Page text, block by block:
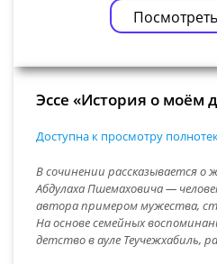
Эссе «История о моём
Доступна к просмотру
В сочинении рассказывается о
Абдулаха Пшемаховича —
автора примером мужества,
На основе семейных
детство в ауле Теучежхабиль,